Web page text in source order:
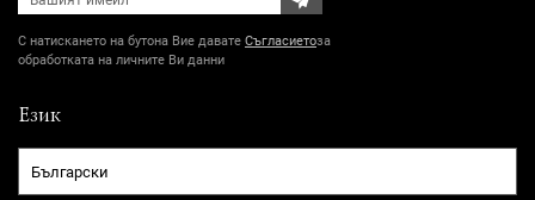
С натискането на бутона Вие давате Съгласиетоза
обработката на личните Ви данни
Език